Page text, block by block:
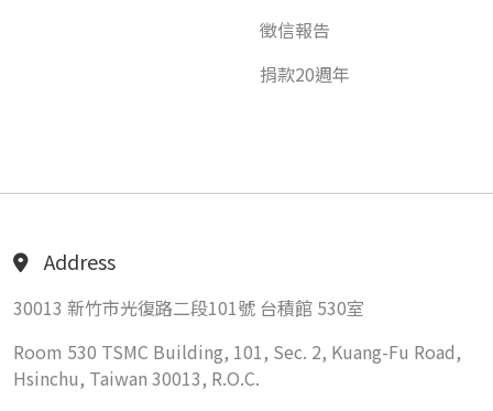
徵信報告
捐款20週年
Address
30013 新竹市光復路二段101號 台積館 530室
Room 530 TSMC Building, 101, Sec. 2, Kuang-Fu Road,
Hsinchu, Taiwan 30013, R.O.C.